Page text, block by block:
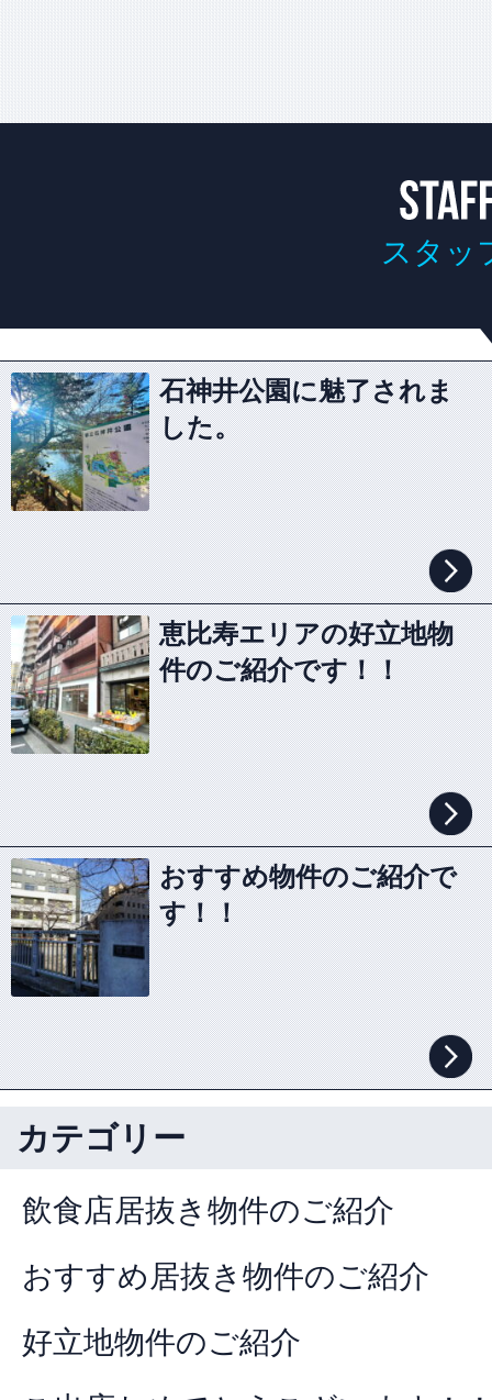
スタッ
石神井公園に魅了されま
した。
恵比寿エリアの好立地物
件のご紹介です！！
おすすめ物件のご紹介で
す！！
カテゴリー
飲食店居抜き物件のご紹介
おすすめ居抜き物件のご紹介
好立地物件のご紹介